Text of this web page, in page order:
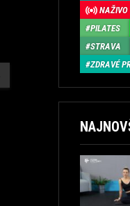
NAŽIVO
PILATES
STRAVA
ZDRAVÉ